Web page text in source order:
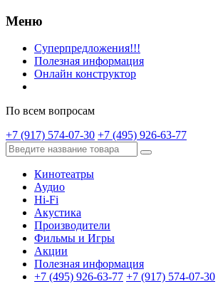
Меню
Суперпредложения!!!
Полезная информация
Онлайн конструктор
По всем вопросам
+7 (917) 574-07-30 +7 (495) 926-63-77
Кинотеатры
Аудио
Hi-Fi
Акустика
Производители
Фильмы и Игры
Акции
Полезная информация
+7 (495) 926-63-77 +7 (917) 574-07-30